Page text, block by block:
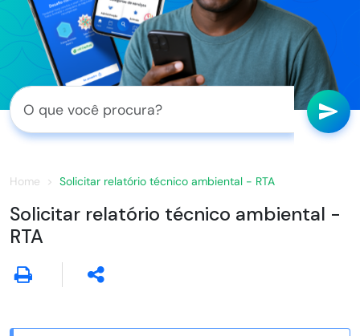
Home Solicitar relatório técnico ambiental - RTA
Solicitar relatório técnico ambiental -
RTA